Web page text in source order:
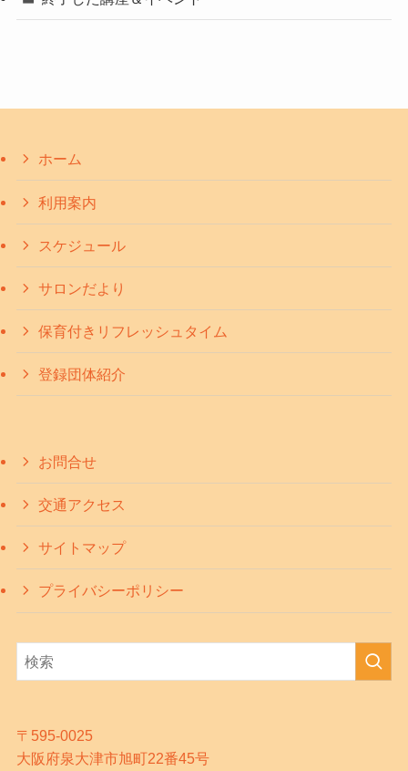
ホーム
利用案内
スケジュール
サロンだより
保育付きリフレッシュタイム
登録団体紹介
お問合せ
交通アクセス
サイトマップ
プライバシーポリシー
〒595-0025
大阪府泉大津市旭町22番45号